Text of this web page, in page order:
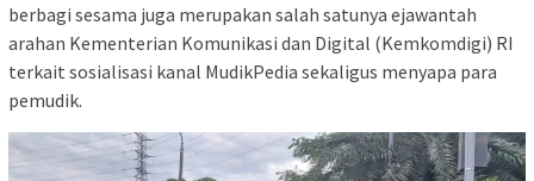
berbagi sesama juga merupakan salah satunya ejawantah
arahan Kementerian Komunikasi dan Digital (Kemkomdigi) RI
terkait sosialisasi kanal MudikPedia sekaligus menyapa para
pemudik.